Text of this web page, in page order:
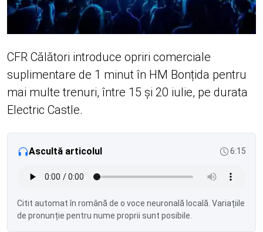
CFR Călători introduce opriri comerciale
suplimentare de 1 minut în HM Bonțida pentru
mai multe trenuri, între 15 și 20 iulie, pe durata
Electric Castle.
Ascultă articolul 6:15
Citit automat în română de o voce neuronală locală. Variațiile
de pronunție pentru nume proprii sunt posibile.